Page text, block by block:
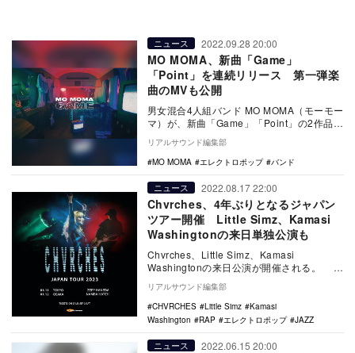
ニュース 2022.09.28 20:00
MO MOMA、新曲「Game」
「Point」を連続リリース 第一弾楽
曲のMVも公開
男女混合4人組バンド MO MOMA（モーモー
マ）が、新曲「Game」「Point」の2作品を
連続で配信リリースすることを発表。…
リアルサウンド編集部
MO MOMA
エレクトロポップ バンド
ニュース 2022.08.17 22:00
Chvrches、4年ぶりとなるジャパン
ツアー開催 Little Simz、Kamasi
Washingtonの来日単独公演も
Chvrches、Little Simz、Kamasi
Washingtonの来日公演が開催される。
Chvrchesは、2…
リアルサウンド編集部
CHVRCHES
Little Simz
Kamasi
Washington
RAP エレクトロポップ JAZZ
ニュース 2022.06.15 20:00